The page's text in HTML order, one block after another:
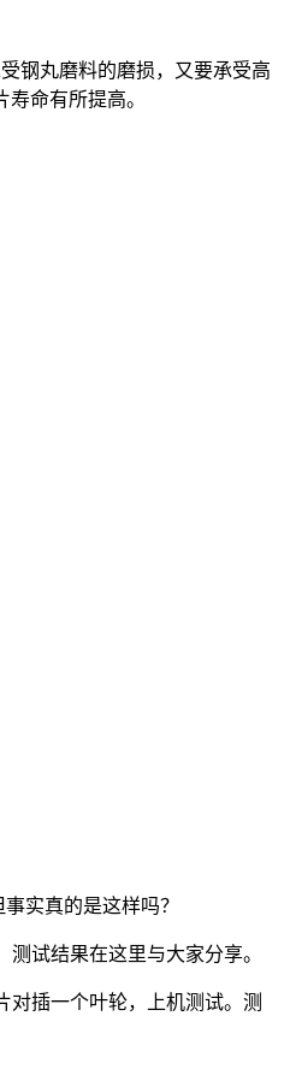
钢丸磨料的磨损，又要承受高
命有所提高。
实真的是这样吗？
试结果在这里与大家分享。
对插一个叶轮，上机测试。测